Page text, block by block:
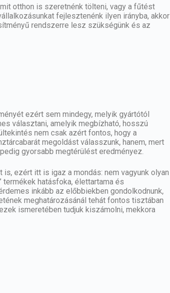
otthon is szeretnénk tölteni, vagy a fűtést
fejlesztenénk ilyen irányba, akkor
rendszerre lesz szükségünk és az
ezért sem mindegy, melyik gyártótól
választani, amelyik megbízható, hosszú
nem csak azért fontos, hogy a
megoldást válasszunk, hanem, mert
gyorsabb megtérülést eredményez.
ezért itt is igaz a mondás: nem vagyunk olyan
termékek hatásfoka, élettartama és
inkább az előbbiekben gondolkodnunk,
meghatározásánál tehát fontos tisztában
ismeretében tudjuk kiszámolni, mekkora